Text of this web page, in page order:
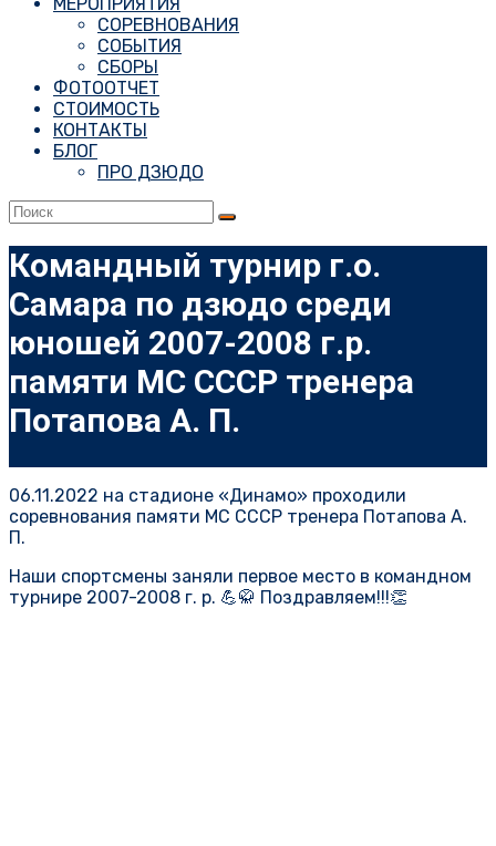
СОРЕВНОВАНИЯ
СОБЫТИЯ
СБОРЫ
ФОТООТЧЕТ
СТОИМОСТЬ
КОНТАКТЫ
БЛОГ
ПРО ДЗЮДО
Командный турнир г.о.
Самара по дзюдо среди
юношей 2007-2008 г.р.
памяти МС СССР тренера
Потапова А. П.
06.11.2022 на стадионе «Динамо» проходили
соревнования памяти МС СССР тренера Потапова А.
П.
Наши спортсмены заняли первое место в командном
турнире 2007-2008 г. р. 💪🥋 Поздравляем!!!👏